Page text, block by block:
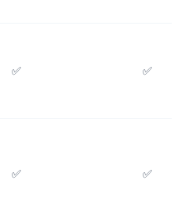
✅ ✅
✅ ✅